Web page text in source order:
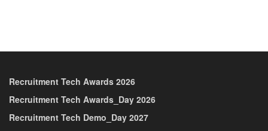
Recruitment Tech Awards 2026
Recruitment Tech Awards_Day 2026
Recruitment Tech Demo_Day 2027